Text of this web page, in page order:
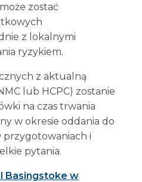
zostać
z lokalnymi
ryzykiem.
z aktualną
lub HCPC) zostanie
na czas trwania
w okresie oddania do
i
pytania.
Basingstoke w